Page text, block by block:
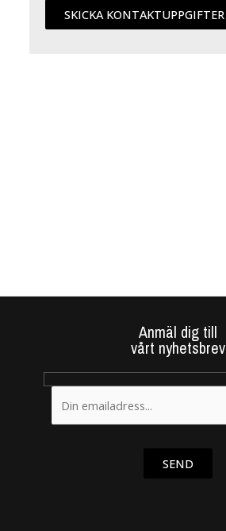
Anmäl dig till
vårt nyhetsbrev
SEND